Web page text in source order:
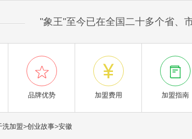
"象王"至今已在全国二十多个省、

品牌优势

加盟费用

加盟指南
洗加盟>创业故事>安徽